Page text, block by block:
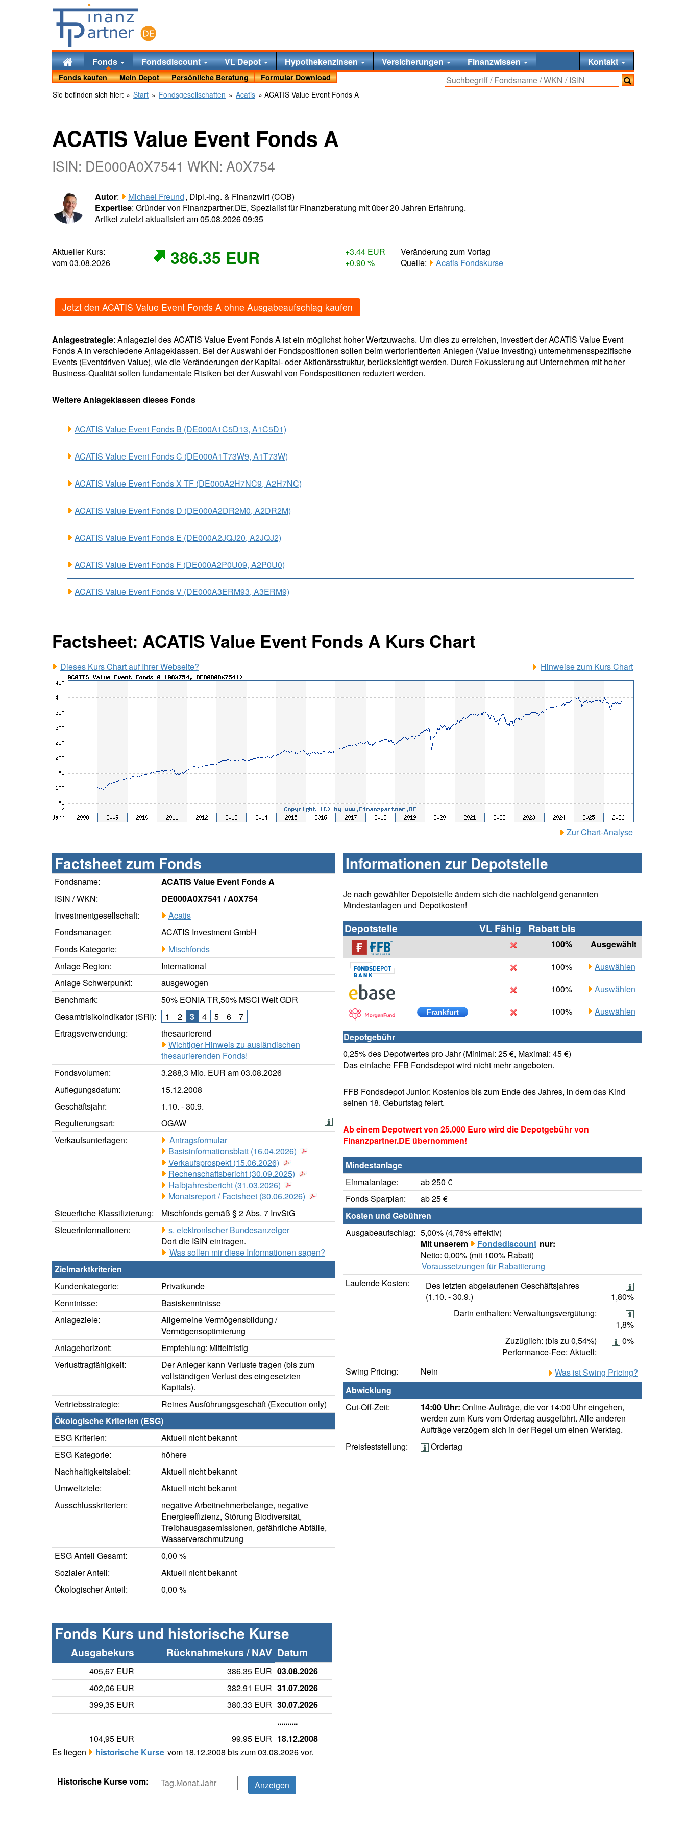
Fonds Fondsdiscount VL Depot Hypothekenzinsen Versicherungen Finanzwissen Kontakt
Fonds kaufen Mein Depot Persönliche Beratung
Formular Download
Sie befinden sich hier: » Start » Fondsgesellschaften » Acatis » ACATIS Value Event Fonds A
ACATIS Value Event Fonds A
ISIN: DE000A0X7541 WKN: A0X754
Autor: Michael Freund, Dipl.-Ing. & Finanzwirt (COB)
Expertise: Gründer von Finanzpartner.DE, Spezialist für Finanzberatung mit über 20 Jahren Erfahrung.
Artikel zuletzt aktualisiert am 05.08.2026 09:35
Aktueller Kurs:
vom 03.08.2026
386.35 EUR
+3.44 EUR
+0.90 %
Veränderung zum Vortag
Quelle:
Acatis Fondskurse
Jetzt den ACATIS Value Event Fonds A ohne Ausgabeaufschlag kaufen
Anlagestrategie: Anlageziel des ACATIS Value Event Fonds A ist ein möglichst hoher Wertzuwachs. Um dies zu erreichen, investiert der ACATIS Value Event
Fonds A in verschiedene Anlageklassen. Bei der Auswahl der Fondspositionen sollen beim wertorientierten Anlegen (Value Investing) unternehmensspezifische
Events (Eventdriven Value), wie die Veränderungen der Kapital- oder Aktionärsstruktur, berücksichtigt werden. Durch Fokussierung auf Unternehmen mit hoher
Business-Qualität sollen fundamentale Risiken bei der Auswahl von Fondspositionen reduziert werden.
Weitere Anlageklassen dieses Fonds
ACATIS Value Event Fonds B (DE000A1C5D13, A1C5D1)
ACATIS Value Event Fonds C (DE000A1T73W9, A1T73W)
ACATIS Value Event Fonds X TF (DE000A2H7NC9, A2H7NC)
ACATIS Value Event Fonds D (DE000A2DR2M0, A2DR2M)
ACATIS Value Event Fonds E (DE000A2JQJ20, A2JQJ2)
ACATIS Value Event Fonds F (DE000A2P0U09, A2P0U0)
ACATIS Value Event Fonds V (DE000A3ERM93, A3ERM9)
Factsheet: ACATIS Value Event Fonds A Kurs Chart
Dieses Kurs Chart auf Ihrer Webseite? Hinweise zum Kurs Chart
Zur Chart-Analyse
Factsheet zum Fonds
Fondsname:
ACATIS Value Event Fonds A
ISIN / WKN:
DE000A0X7541 / A0X754
Investmentgesellschaft:
Acatis
Fondsmanager:
ACATIS Investment GmbH
Fonds Kategorie:
Mischfonds
Anlage Region:
International
Anlage Schwerpunkt:
ausgewogen
Benchmark:
50% EONIA TR,50% MSCI Welt GDR
Gesamtrisikoindikator (SRI):
1 2 3 4 5 6
7
Ertragsverwendung:
thesaurierend
Wichtiger Hinweis zu ausländischen
thesaurierenden Fonds!
Fondsvolumen:
3.288,3 Mio. EUR am 03.08.2026
Auflegungsdatum:
15.12.2008
Geschäftsjahr:
1.10. - 30.9.
Regulierungsart:
OGAW
Verkaufsunterlagen:
Antragsformular
Basisinformationsblatt (16.04.2026)
Verkaufsprospekt (15.06.2026)
Rechenschaftsbericht (30.09.2025)
Halbjahresbericht (31.03.2026)
Monatsreport / Factsheet (30.06.2026)
Steuerliche Klassifizierung:
Mischfonds gemäß § 2 Abs. 7 InvStG
Steuerinformationen:
s. elektronischer Bundesanzeiger
Dort die ISIN eintragen.
Was sollen mir diese Informationen sagen?
Zielmarktkriterien
Kundenkategorie:
Privatkunde
Kenntnisse:
Basiskenntnisse
Anlageziele:
Allgemeine Vermögensbildung /
Vermögensoptimierung
Anlagehorizont:
Empfehlung: Mittelfristig
Verlusttragfähigkeit:
Der Anleger kann Verluste tragen (bis zum
vollständigen Verlust des eingesetzten
Kapitals).
Vertriebsstrategie:
Reines Ausführungsgeschäft (Execution only)
Ökologische Kriterien (ESG)
ESG Kriterien:
Aktuell nicht bekannt
ESG Kategorie:
höhere
Nachhaltigkeitslabel:
Aktuell nicht bekannt
Umweltziele:
Aktuell nicht bekannt
Ausschlusskriterien:
negative Arbeitnehmerbelange, negative
Energieeffizienz, Störung Biodiversität,
Treibhausgasemissionen, gefährliche Abfälle,
Wasserverschmutzung
ESG Anteil Gesamt:
0,00 %
Sozialer Anteil:
Aktuell nicht bekannt
Ökologischer Anteil:
0,00 %
Fonds Kurs und historische Kurse
Ausgabekurs Rücknahmekurs / NAV Datum
405,67 EUR 386.35 EUR 03.08.2026
402,06 EUR
382.91 EUR 31.07.2026
399,35 EUR
380.33 EUR 30.07.2026
..........
104,95 EUR
99.95 EUR 18.12.2008
Es liegen
historische Kurse vom 18.12.2008 bis zum 03.08.2026 vor.
Historische Kurse vom:
Informationen zur Depotstelle
Je nach gewählter Depotstelle ändern sich die nachfolgend genannten
Mindestanlagen und Depotkosten!
Depotstelle VL Fähig Rabatt bis
100%
Ausgewählt
100%
Auswählen
100%
Auswählen
Frankfurt 100% Auswählen
Depotgebühr
0,25% des Depotwertes pro Jahr (Minimal: 25 €, Maximal: 45 €)
Das einfache FFB Fondsdepot wird nicht mehr angeboten.
FFB Fondsdepot Junior: Kostenlos bis zum Ende des Jahres, in dem das Kind
seinen 18. Geburtstag feiert.
Ab einem Depotwert von 25.000 Euro wird die Depotgebühr von
Finanzpartner.DE übernommen!
Mindestanlage
Einmalanlage:
ab 250 €
Fonds Sparplan:
ab 25 €
Kosten und Gebühren
Ausgabeaufschlag: 5,00% (4,76% effektiv)
Mit unserem
Fondsdiscount nur:
Netto: 0,00% (mit 100% Rabatt)
Voraussetzungen für Rabattierung
Laufende Kosten:
Des letzten abgelaufenen Geschäftsjahres
(1.10. - 30.9.)
1,80%
Darin enthalten: Verwaltungsvergütung:
1,8%
Zuzüglich: (bis zu 0,54%)
Performance-Fee: Aktuell:
0%
Swing Pricing: Nein
Was ist Swing Pricing?
Abwicklung
Cut-Off-Zeit:
14:00 Uhr: Online-Aufträge, die vor 14:00 Uhr eingehen,
werden zum Kurs vom Ordertag ausgeführt. Alle anderen
Aufträge verzögern sich in der Regel um einen Werktag.
Preisfeststellung:
Ordertag